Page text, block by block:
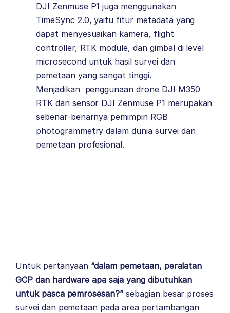
DJI Zenmuse P1 juga menggunakan
TimeSync 2.0, yaitu fitur metadata yang
dapat menyesuaikan kamera, flight
controller, RTK module, dan gimbal di level
microsecond untuk hasil survei dan
pemetaan yang sangat tinggi.
Menjadikan penggunaan drone DJI M350
RTK dan sensor DJI Zenmuse P1 merupakan
sebenar-benarnya pemimpin RGB
photogrammetry dalam dunia survei dan
pemetaan profesional.
Untuk pertanyaan “dalam pemetaan, peralatan
GCP dan hardware apa saja yang dibutuhkan
untuk pasca pemrosesan?” sebagian besar proses
survei dan pemetaan pada area pertambangan